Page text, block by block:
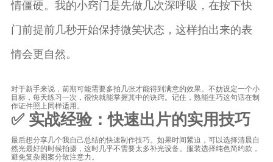
情僵硬。我的小窍门是先做几次深呼吸，在按下快
门前提前几秒开始保持微笑状态，这样拍出来的表
情会更自然。
对于新手来说，前期可能需要多拍几张才能得到满意的效果。不妨设定一个小
目标，每天练习一次，很快就能掌握其中的诀窍。记住，熟能生巧这句话在制
作证件照上同样适用。
✅ 实战经验：快速出片的实用技巧
最后想分享几个我自己总结的快速制作技巧。如果时间紧迫，可以选择清晨自
然光最好的时候拍摄，这时几乎不需要太多补光设备。服装选择纯色简约款，
避免复杂图案分散注意力。